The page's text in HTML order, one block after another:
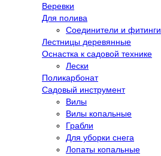
Веревки
Для полива
Соединители и фитинги
Лестницы деревянные
Оснастка к садовой технике
Лески
Поликарбонат
Садовый инструмент
Вилы
Вилы копальные
Грабли
Для уборки снега
Лопаты копальные